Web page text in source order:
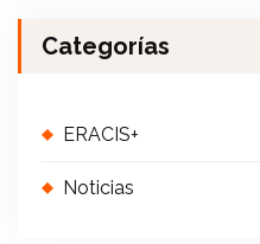
Categorías
ERACIS+
Noticias